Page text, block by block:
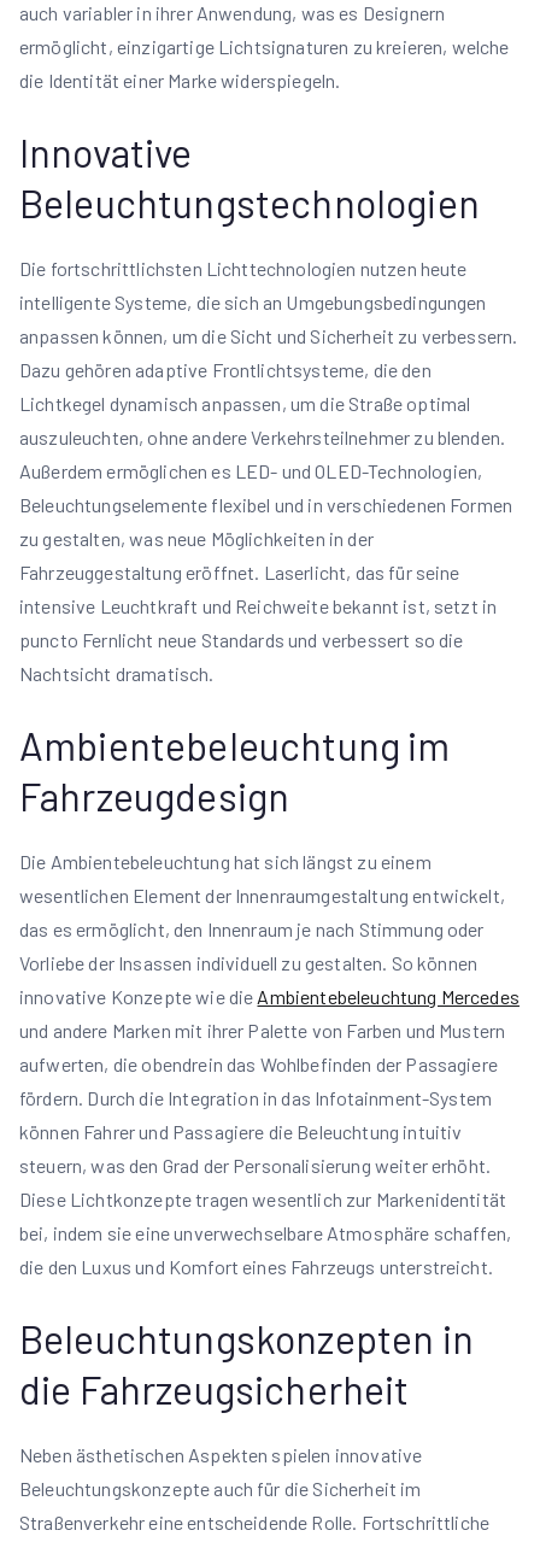
auch variabler in ihrer Anwendung, was es Designern
ermöglicht, einzigartige Lichtsignaturen zu kreieren, welche
die Identität einer Marke widerspiegeln.
Innovative
Beleuchtungstechnologien
Die fortschrittlichsten Lichttechnologien nutzen heute
intelligente Systeme, die sich an Umgebungsbedingungen
anpassen können, um die Sicht und Sicherheit zu verbessern.
Dazu gehören adaptive Frontlichtsysteme, die den
Lichtkegel dynamisch anpassen, um die Straße optimal
auszuleuchten, ohne andere Verkehrsteilnehmer zu blenden.
Außerdem ermöglichen es LED- und OLED-Technologien,
Beleuchtungselemente flexibel und in verschiedenen Formen
zu gestalten, was neue Möglichkeiten in der
Fahrzeuggestaltung eröffnet. Laserlicht, das für seine
intensive Leuchtkraft und Reichweite bekannt ist, setzt in
puncto Fernlicht neue Standards und verbessert so die
Nachtsicht dramatisch.
Ambientebeleuchtung im
Fahrzeugdesign
Die Ambientebeleuchtung hat sich längst zu einem
wesentlichen Element der Innenraumgestaltung entwickelt,
das es ermöglicht, den Innenraum je nach Stimmung oder
Vorliebe der Insassen individuell zu gestalten. So können
innovative Konzepte wie die Ambientebeleuchtung Mercedes
und andere Marken mit ihrer Palette von Farben und Mustern
aufwerten, die obendrein das Wohlbefinden der Passagiere
fördern. Durch die Integration in das Infotainment-System
können Fahrer und Passagiere die Beleuchtung intuitiv
steuern, was den Grad der Personalisierung weiter erhöht.
Diese Lichtkonzepte tragen wesentlich zur Markenidentität
bei, indem sie eine unverwechselbare Atmosphäre schaffen,
die den Luxus und Komfort eines Fahrzeugs unterstreicht.
Beleuchtungskonzepten in
die Fahrzeugsicherheit
Neben ästhetischen Aspekten spielen innovative
Beleuchtungskonzepte auch für die Sicherheit im
Straßenverkehr eine entscheidende Rolle. Fortschrittliche